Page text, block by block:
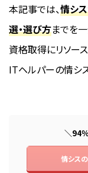
本記事では、情シ
選・選び方までを
資格取得にリソー
ITヘルパーの情シ
＼94
情シス